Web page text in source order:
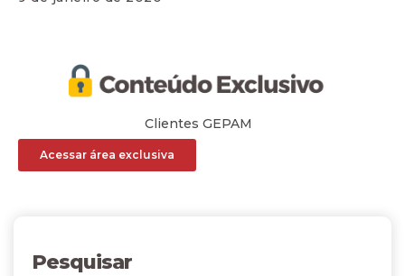
Clientes GEPAM
Acessar área exclusiva
Pesquisar